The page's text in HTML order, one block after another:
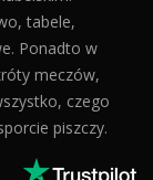
tabele,
Ponadto w
meczów,
czego
piszczy.